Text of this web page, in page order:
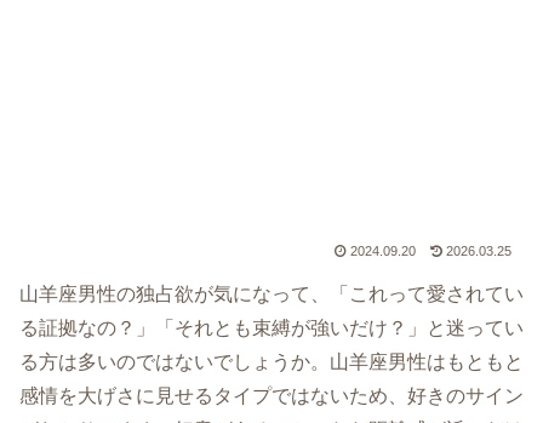
2024.09.20 2026.03.25
山羊座男性の独占欲が気になって、「これって愛されてい
る証拠なの？」「それとも束縛が強いだけ？」と迷ってい
る方は多いのではないでしょうか。山羊座男性はもともと
感情を大げさに見せるタイプではないため、好きのサイン